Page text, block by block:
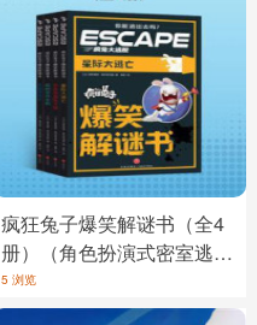
疯狂兔子爆笑解谜书（全4
册）（角色扮演式密室逃脱
读物，切勿按页码顺序阅
读）
5 浏览